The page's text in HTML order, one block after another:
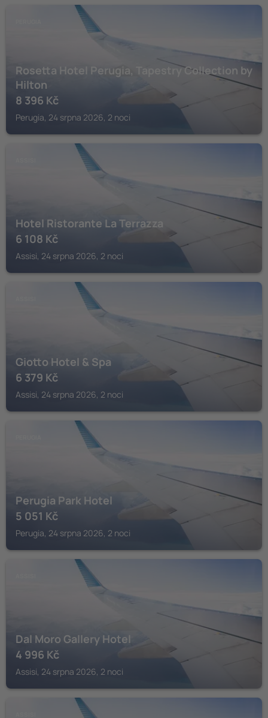
Rosetta Hotel Perugia, Tapestry Collection by
Hilton
8 396 Kč
Perugia, 24 srpna 2026, 2 noci
Hotel Ristorante La Terrazza
6 108 Kč
Assisi, 24 srpna 2026, 2 noci
Giotto Hotel & Spa
6 379 Kč
Assisi, 24 srpna 2026, 2 noci
Perugia Park Hotel
5 051 Kč
Perugia, 24 srpna 2026, 2 noci
Dal Moro Gallery Hotel
4 996 Kč
Assisi, 24 srpna 2026, 2 noci